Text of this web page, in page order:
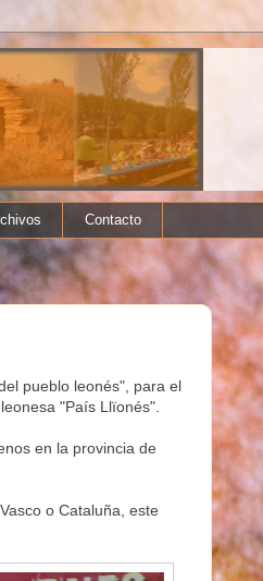
Contacto
pueblo leonés", para el
"País Llïonés".
en la provincia de
o Cataluña, este